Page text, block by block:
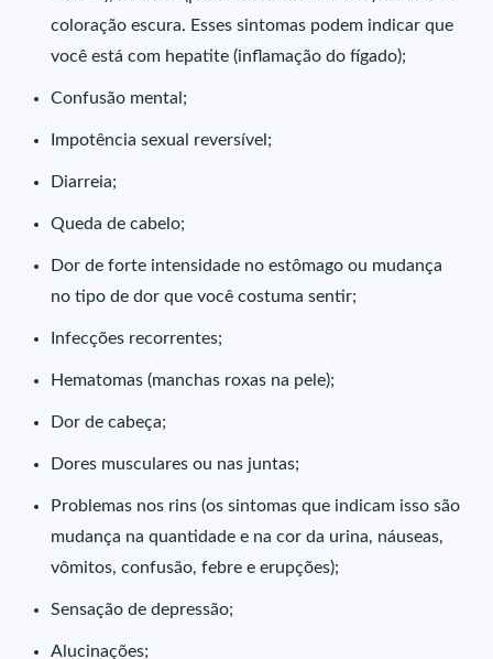
coloração escura. Esses sintomas podem indicar que
você está com hepatite (inflamação do fígado);
Confusão mental;
Impotência sexual reversível;
Diarreia;
Queda de cabelo;
Dor de forte intensidade no estômago ou mudança
no tipo de dor que você costuma sentir;
Infecções recorrentes;
Hematomas (manchas roxas na pele);
Dor de cabeça;
Dores musculares ou nas juntas;
Problemas nos rins (os sintomas que indicam isso são
mudança na quantidade e na cor da urina, náuseas,
vômitos, confusão, febre e erupções);
Sensação de depressão;
Alucinações;